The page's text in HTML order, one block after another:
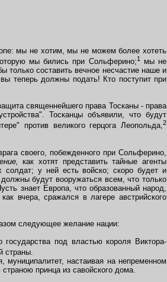
мы не хотим, мы не можем более хотеть
мы бились при Сольферино;1мы не
только составить вечное несчастие наше и
теперь должны подать! Кто поступит при
священнейшего права Тосканы - права
Тосканцы объявили, что будут
против великого герцога Леопольда,2
своего, побежденного при Сольферино,
как хотят представить тайные агенты
солдат; у ней есть войско; скоро будет и
будут вооружаться всем, что только
знает Европа, что образованный народ,
вчера, сражался в лагере австрийского
следующее желание нации:
под властью короля Виктора-
страны.
настаивая на непременном
принца из савойского дома.